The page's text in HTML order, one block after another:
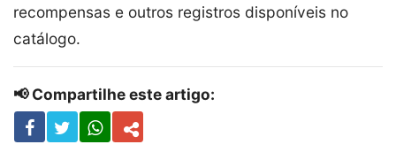
recompensas e outros registros disponíveis no
catálogo.
📢 Compartilhe este artigo: